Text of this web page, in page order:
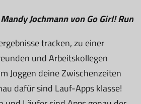
Jochmann von Go Girl! Run
tracken, zu einer
und Arbeitskollegen
Joggen deine Zwischenzeiten
dafür sind Lauf-Apps klasse!